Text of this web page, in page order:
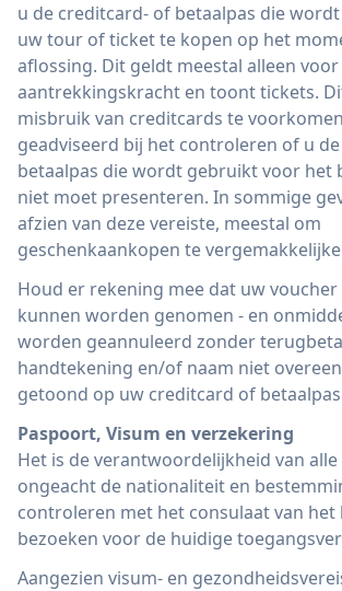
u de creditcard- of betaalpas die
uw tour of ticket te kopen op het
aflossing. Dit geldt meestal alleen voor
aantrekkingskracht en toont tickets.
misbruik van creditcards te
geadviseerd bij het controleren of u
betaalpas die wordt gebruikt voor het
niet moet presenteren. In sommige
afzien van deze vereiste, meestal om
geschenkaankopen te
Houd er rekening mee dat uw voucher
kunnen worden genomen - en
worden geannuleerd zonder
handtekening en/of naam niet
getoond op uw creditcard of
Paspoort, Visum en verzekering
Het is de verantwoordelijkheid van alle
ongeacht de nationaliteit en
controleren met het consulaat van het
bezoeken voor de huidige
Aangezien visum- en